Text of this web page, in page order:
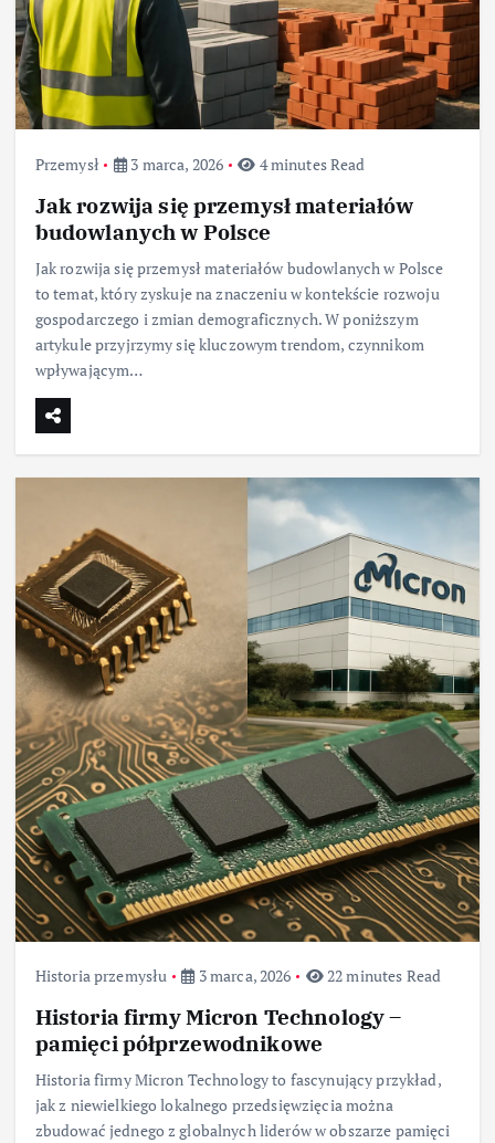
Przemysł 3 marca, 2026 4 minutes Read
Jak rozwija się przemysł materiałów
budowlanych w Polsce
Jak rozwija się przemysł materiałów budowlanych w Polsce
to temat, który zyskuje na znaczeniu w kontekście rozwoju
gospodarczego i zmian demograficznych. W poniższym
artykule przyjrzymy się kluczowym trendom, czynnikom
wpływającym…
Historia przemysłu 3 marca, 2026 22 minutes Read
Historia firmy Micron Technology –
pamięci półprzewodnikowe
Historia firmy Micron Technology to fascynujący przykład,
jak z niewielkiego lokalnego przedsięwzięcia można
zbudować jednego z globalnych liderów w obszarze pamięci